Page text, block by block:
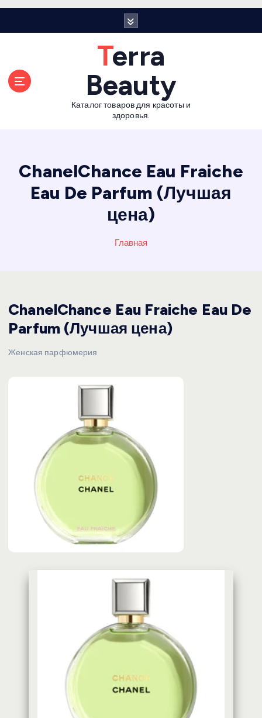
Terra
Beauty
Каталог товаров для красоты и
здоровья.
ChanelChance Eau Fraiche
Eau De Parfum (Лучшая
цена)
Главная
ChanelChance Eau Fraiche Eau De
Parfum (Лучшая цена)
Женская парфюмерия